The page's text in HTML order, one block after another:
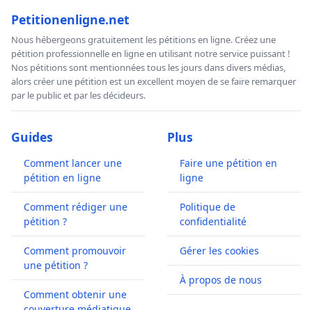
Petitionenligne.net
Nous hébergeons gratuitement les pétitions en ligne. Créez une
pétition professionnelle en ligne en utilisant notre service puissant !
Nos pétitions sont mentionnées tous les jours dans divers médias,
alors créer une pétition est un excellent moyen de se faire remarquer
par le public et par les décideurs.
Guides
Comment lancer une
pétition en ligne
Comment rédiger une
pétition ?
Comment promouvoir
une pétition ?
Comment obtenir une
Plus
Faire une pétition en
ligne
Politique de
confidentialité
Gérer les cookies
À propos de nous